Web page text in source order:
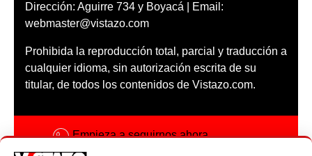
Dirección: Aguirre 734 y Boyacá | Email:
webmaster@vistazo.com
Prohibida la reproducción total, parcial y traducción a
cualquier idioma, sin autorización escrita de su
titular, de todos los contenidos de Vistazo.com.
Empieza a seguirnos ahora